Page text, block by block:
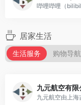
居家生活
生活服务 购物导航